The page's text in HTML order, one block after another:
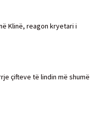
Klinë, reagon kryetari i
çifteve të lindin më shumë